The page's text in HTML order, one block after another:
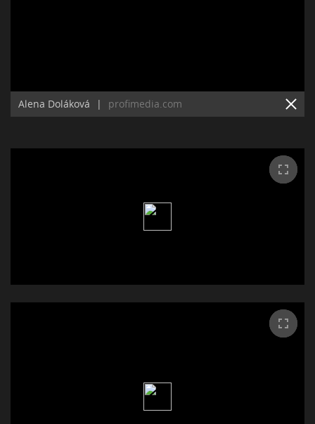
Alena Doláková | profimedia.com